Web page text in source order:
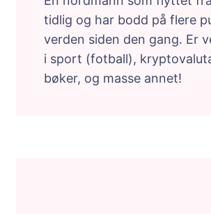
tidlig og har bodd på flere
verden siden den gang. Er
i sport (fotball),
bøker, og masse annet!